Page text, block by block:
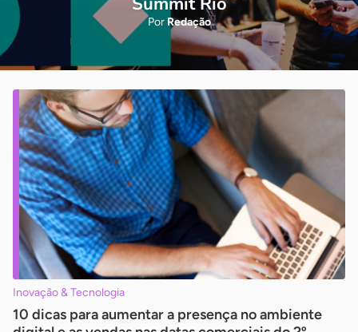
Por Redação
Inovação & Tecnologia
10 dicas para aumentar a presença no ambiente